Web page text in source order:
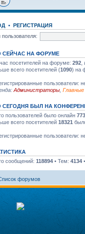
• РЕГИСТРАЦИЯ
СЕЙЧАС НА ФОРУМЕ
посетителей на форуме: 292
всего посетителей (1090) на
пользователи:
Администраторы
СЕГОДНЯ БЫЛ НА
пользователей было онлайн
всего посетителей 18321
пользователи:
сообщений: 118894 • Тем: 4134
форумов